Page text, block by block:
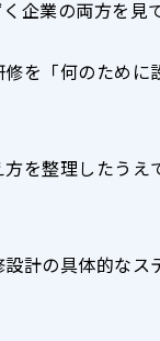
企業の両方を見
を「何のために
を整理したうえ
計の具体的なス